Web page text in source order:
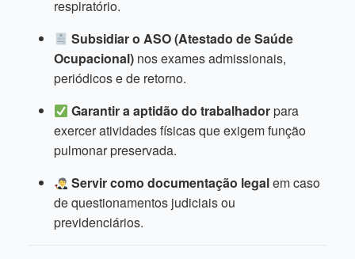
respiratório.
Subsidiar o ASO (Atestado de Saúde
Ocupacional) nos exames admissionais,
periódicos e de retorno.
Garantir a aptidão do trabalhadorpara
exercer atividades físicas que exigem função
pulmonar preservada.
Servir como documentação legalem caso
de questionamentos judiciais ou
previdenciários.